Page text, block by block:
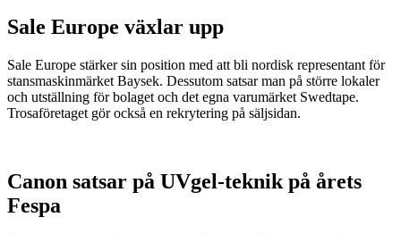
Sale Europe växlar upp
Sale Europe stärker sin position med att bli nordisk representant för
stansmaskinmärket Baysek. Dessutom satsar man på större lokaler
och utställning för bolaget och det egna varumärket Swedtape.
Trosaföretaget gör också en rekrytering på säljsidan.
Canon satsar på UVgel-teknik på årets
Fespa